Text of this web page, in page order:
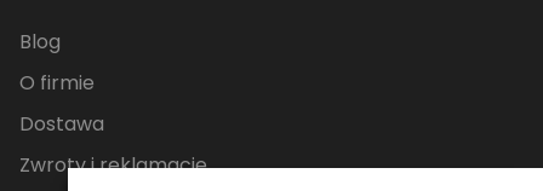
Blog
O firmie
Dostawa
Zwroty i reklamacje